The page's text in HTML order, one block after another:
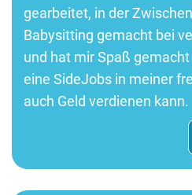
gearbeitet, in der
Babysitting gemacht bei
und hat mir Spaß
eine SideJobs in meiner
auch Geld verdienen kann.